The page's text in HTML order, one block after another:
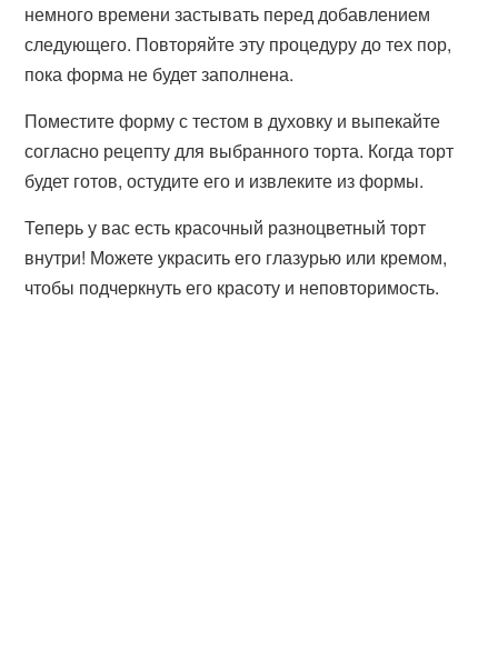
немного времени застывать перед добавлением
следующего. Повторяйте эту процедуру до тех пор,
пока форма не будет заполнена.
Поместите форму с тестом в духовку и выпекайте
согласно рецепту для выбранного торта. Когда торт
будет готов, остудите его и извлеките из формы.
Теперь у вас есть красочный разноцветный торт
внутри! Можете украсить его глазурью или кремом,
чтобы подчеркнуть его красоту и неповторимость.